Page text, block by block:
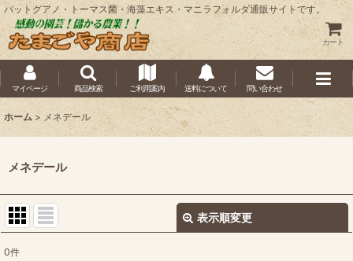
バットグアノ・トーマス菌・海藻エキス・マニラフォルダ通販サイトです。
カート
マイページ 商品検索 ご利用案内 送料について 問い合わせ
ホーム > メネデール
メネデール
表示順変更
0件